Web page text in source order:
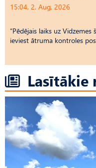
15:04, 2. Aug, 2026
“Pēdējais laiks uz
ieviest ātruma kontroles
Lasītākie